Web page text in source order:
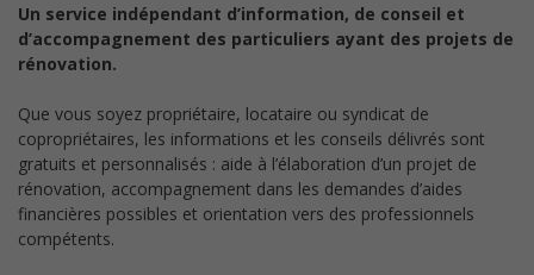
Un service indépendant d’information, de conseil et
d’accompagnement des particuliers ayant des projets de
rénovation.
Que vous soyez propriétaire, locataire ou syndicat de
copropriétaires, les informations et les conseils délivrés sont
gratuits et personnalisés : aide à l’élaboration d’un projet de
rénovation, accompagnement dans les demandes d’aides
financières possibles et orientation vers des professionnels
compétents.